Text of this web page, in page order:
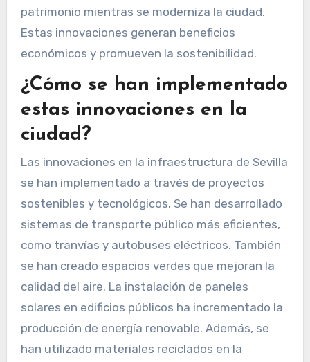
patrimonio mientras se moderniza la ciudad.
Estas innovaciones generan beneficios
económicos y promueven la sostenibilidad.
¿Cómo se han implementado
estas innovaciones en la
ciudad?
Las innovaciones en la infraestructura de Sevilla
se han implementado a través de proyectos
sostenibles y tecnológicos. Se han desarrollado
sistemas de transporte público más eficientes,
como tranvías y autobuses eléctricos. También
se han creado espacios verdes que mejoran la
calidad del aire. La instalación de paneles
solares en edificios públicos ha incrementado la
producción de energía renovable. Además, se
han utilizado materiales reciclados en la